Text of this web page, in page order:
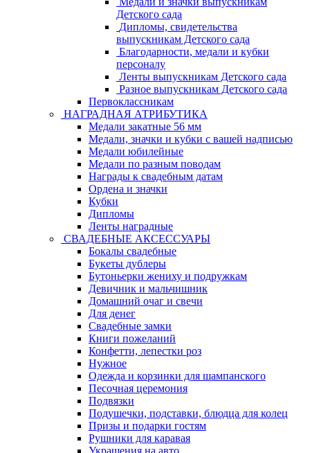
Детского сада
Дипломы, свидетельства
выпускникам Детского сада
Благодарности, медали и кубки
персоналу
Ленты выпускникам Детского сада
Разное выпускникам Детского сада
Первоклассникам
НАГРАДНАЯ АТРИБУТИКА
Медали закатные 56 мм
Медали, значки и кубки с вашей надписью
Медали юбилейные
Медали по разным поводам
Награды к свадебным датам
Ордена и значки
Кубки
Дипломы
Ленты наградные
СВАДЕБНЫЕ АКСЕССУАРЫ
Бокалы свадебные
Букеты дублеры
Бутоньерки жениху и подружкам
Девичник и мальчишник
Домашний очаг и свечи
Для денег
Свадебные замки
Книги пожеланий
Конфетти, лепестки роз
Нужное
Одежда и корзинки для шампанского
Песочная церемония
Подвязки
Подушечки, подставки, блюдца для колец
Призы и подарки гостям
Рушники для каравая
Украшения на авто